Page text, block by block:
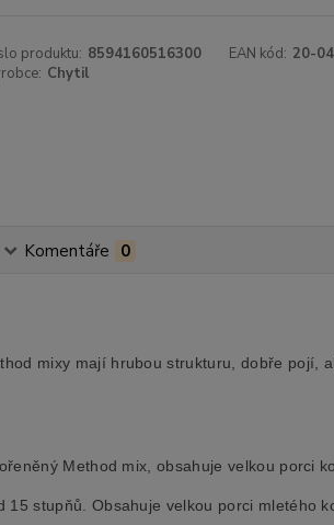
produktu: 8594160516300 EAN kód: 20-
Chytil
Komentáře 0
mixy mají hrubou strukturu, dobře pojí,
Method mix, obsahuje velkou porci
stupňů. Obsahuje velkou porci mletého